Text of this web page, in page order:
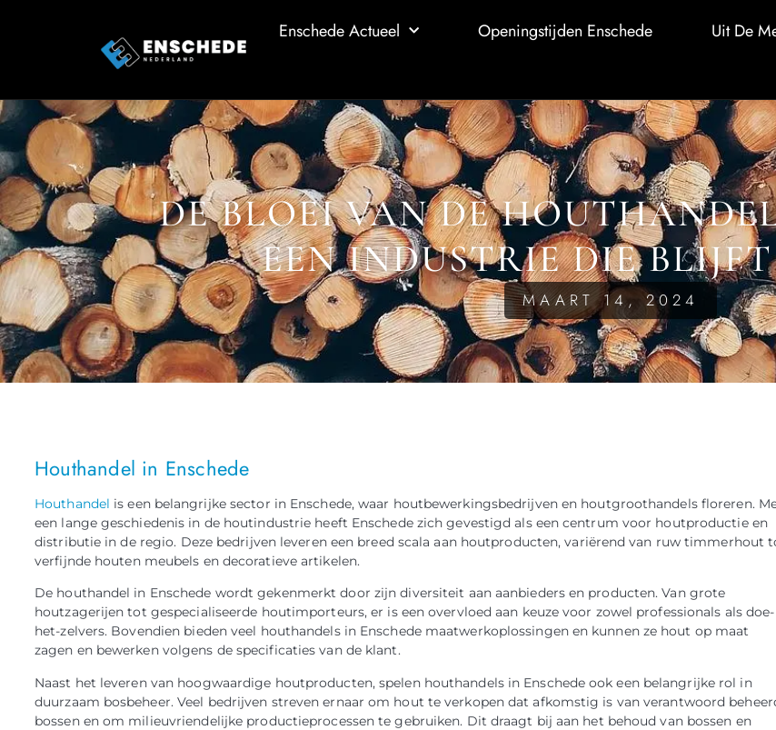
Enschede Actueel Openingstijden Enschede Uit De
DE BLOEI VAN DE
EEN INDUSTRIE DIE
MAART 14, 2024
Houthandel in Enschede
Houthandel is een belangrijke sector in Enschede, waar houtbewerkingsbedrijven en houtgroothandels floreren.
een lange geschiedenis in de houtindustrie heeft Enschede zich gevestigd als een centrum voor houtproductie en
distributie in de regio. Deze bedrijven leveren een breed scala aan houtproducten, variërend van ruw timmerhout
verfijnde houten meubels en decoratieve artikelen.
De houthandel in Enschede wordt gekenmerkt door zijn diversiteit aan aanbieders en producten. Van grote
houtzagerijen tot gespecialiseerde houtimporteurs, er is een overvloed aan keuze voor zowel professionals als doe-
het-zelvers. Bovendien bieden veel houthandels in Enschede maatwerkoplossingen en kunnen ze hout op maat
zagen en bewerken volgens de specificaties van de klant.
Naast het leveren van hoogwaardige houtproducten, spelen houthandels in Enschede ook een belangrijke rol in
duurzaam bosbeheer. Veel bedrijven streven ernaar om hout te verkopen dat afkomstig is van verantwoord
bossen en om milieuvriendelijke productieprocessen te gebruiken. Dit draagt bij aan het behoud van bossen en